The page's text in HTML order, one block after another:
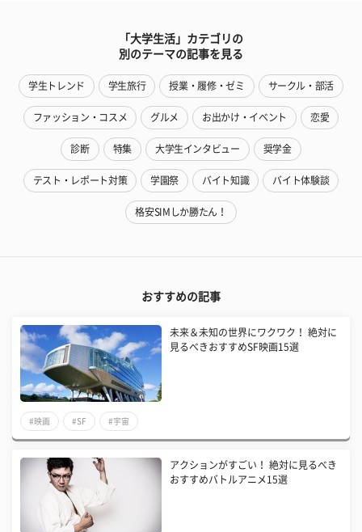
「大学生活」カテゴリの
別のテーマの記事を見る
学生トレンド 学生旅行 授業・履修・ゼミ サークル・部活
ファッション・コスメ グルメ お出かけ・イベント 恋愛
診断 特集 大学生インタビュー 奨学金
テスト・レポート対策 学園祭 バイト知識 バイト体験談
格安SIMしか勝たん！
おすすめの記事
未来＆未知の世界にワクワク！ 絶対に
見るべきおすすめSF映画15選
#映画 #SF #宇宙
アクションがすごい！ 絶対に見るべき
おすすめバトルアニメ15選